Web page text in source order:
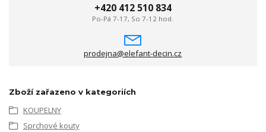
+420 412 510 834
Po-Pá 7-17, So 7-12 hod.
prodejna@elefant-decin.cz
Zboží zařazeno v kategoriích
KOUPELNY
Sprchové kouty